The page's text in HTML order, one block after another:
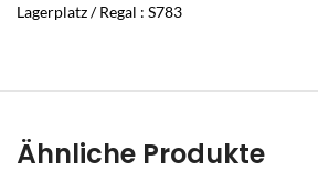
Lagerplatz / Regal : S783
Ähnliche Produkte